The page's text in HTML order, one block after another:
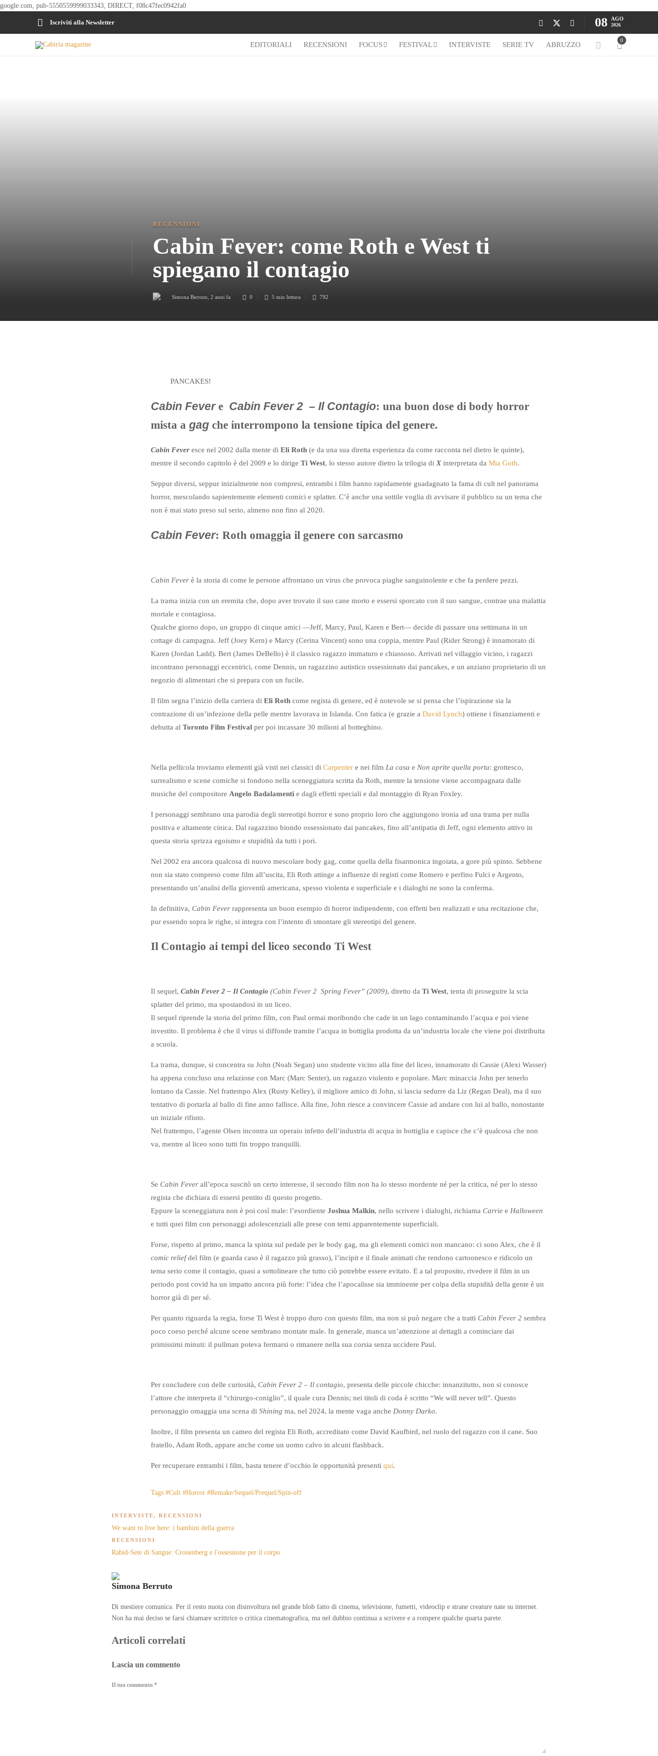
google.com, pub-5550559999033343, DIRECT, f08c47fec0942fa0
Iscriviti alla Newsletter 08 AGO
2026
EDITORIALI RECENSIONI FOCUS FESTIVAL INTERVISTE SERIE TV ABRUZZO
0
RECENSIONI
Cabin Fever: come Roth e West ti
spiegano il contagio
Simona Berruto 2 anni fa 0 5 min lettura 792
PANCAKES!
Cabin Fevere Cabin Fever 2 – Il Contagio: una buon dose di body horror
mista a gag che interrompono la tensione tipica del genere.
Cabin Fever esce nel 2002 dalla mente di Eli Roth (e da una sua diretta esperienza da come racconta nel dietro le quinte),
mentre il secondo capitolo è del 2009 e lo dirige Ti West, lo stesso autore dietro la trilogia diX interpretata da Mia Goth.
Seppur diversi, seppur inizialmente non compresi, entrambi i film hanno rapidamente guadagnato la fama di cult nel panorama
horror, mescolando sapientemente elementi comici e splatter. C’è anche una sottile voglia di avvisare il pubblico su un tema che
non è mai stato preso sul serio, almeno non fino al 2020.
Cabin Fever: Roth omaggia il genere con sarcasmo
Cabin Fever è la storia di come le persone affrontano un virus che provoca piaghe sanguinolente e che fa perdere pezzi.
La trama inizia con un eremita che, dopo aver trovato il suo cane morto e essersi sporcato con il suo sangue, contrae una malattia
mortale e contagiosa.
Qualche giorno dopo, un gruppo di cinque amici —Jeff, Marcy, Paul, Karen e Bert— decide di passare una settimana in un
cottage di campagna. Jeff (Joey Kern) e Marcy (Cerina Vincent) sono una coppia, mentre Paul (Rider Strong) è innamorato di
Karen (Jordan Ladd). Bert (James DeBello) è il classico ragazzo immaturo e chiassoso. Arrivati nel villaggio vicino, i ragazzi
incontrano personaggi eccentrici, come Dennis, un ragazzino autistico ossessionato dai pancakes, e un anziano proprietario di un
negozio di alimentari che si prepara con un fucile.
Il film segna l’inizio della carriera di Eli Roth come regista di genere, ed è notevole se si pensa che l’ispirazione sia la
contrazione di un’infezione della pelle mentre lavorava in Islanda. Con fatica (e grazie a David Lynch) ottiene i finanziamenti e
debutta al Toronto Film Festival per poi incassare 30 milioni al botteghino.
Nella pellicola troviamo elementi già visti nei classici di Carpenter e nei film La casa e Non aprite quella porta: grottesco,
surrealismo e scene comiche si fondono nella sceneggiatura scritta da Roth, mentre la tensione viene accompagnata dalle
musiche del compositore Angelo Badalamenti e dagli effetti speciali e dal montaggio di Ryan Foxley.
I personaggi sembrano una parodia degli stereotipi horror e sono proprio loro che aggiungono ironia ad una trama per nulla
positiva e altamente cinica. Dal ragazzino biondo ossessionato dai pancakes, fino all’antipatia di Jeff, ogni elemento attivo in
questa storia sprizza egoismo e stupidità da tutti i pori.
Nel 2002 era ancora qualcosa di nuovo mescolare body gag, come quella della fisarmonica ingoiata, a gore più spinto. Sebbene
non sia stato compreso come film all’uscita, Eli Roth attinge a influenze di registi come Romero e perfino Fulci e Argento,
presentando un’analisi della gioventù americana, spesso violenta e superficiale e i dialoghi ne sono la conferma.
In definitiva, Cabin Fever rappresenta un buon esempio di horror indipendente, con effetti ben realizzati e una recitazione che,
pur essendo sopra le righe, si integra con l’intento di smontare gli stereotipi del genere.
Il Contagio ai tempi del liceo secondo Ti West
Il sequel, Cabin Fever 2 – Il Contagio (Cabin Fever 2 Spring Fever” (2009), diretto da Ti West, tenta di proseguire la scia
splatter del primo, ma spostandosi in un liceo.
Il sequel riprende la storia del primo film, con Paul ormai moribondo che cade in un lago contaminando l’acqua e poi viene
investito. Il problema è che il virus si diffonde tramite l’acqua in bottiglia prodotta da un’industria locale che viene poi distribuita
a scuola.
La trama, dunque, si concentra su John (Noah Segan) uno studente vicino alla fine del liceo, innamorato di Cassie (Alexi Wasser)
ha appena concluso una relazione con Marc (Marc Senter), un ragazzo violento e popolare. Marc minaccia John per tenerlo
lontano da Cassie. Nel frattempo Alex (Rusty Kelley), il migliore amico di John, si lascia sedurre da Liz (Regan Deal), ma il suo
tentativo di portarla al ballo di fine anno fallisce. Alla fine, John riesce a convincere Cassie ad andare con lui al ballo, nonostante
un iniziale rifiuto.
Nel frattempo, l’agente Olsen incontra un operaio infetto dell’industria di acqua in bottiglia e capisce che c’è qualcosa che non
va, mentre al liceo sono tutti fin troppo tranquilli.
Se Cabin Fever all’epoca suscitò un certo interesse, il secondo film non ha lo stesso mordente né per la critica, né per lo stesso
regista che dichiara di essersi pentito di questo progetto.
Eppure la sceneggiatura non è poi così male: l’esordiente Joshua Malkin, nello scrivere i dialoghi, richiama Carrie e Halloween
e tutti quei film con personaggi adolescenziali alle prese con temi apparentemente superficiali.
Forse, rispetto al primo, manca la spinta sul pedale per le body gag, ma gli elementi comici non mancano: ci sono Alex, che è il
comic reliefdel film (e guarda caso è il ragazzo più grasso), l’incipit e il finale animati che rendono cartoonesco e ridicolo un
tema serio come il contagio, quasi a sottolineare che tutto ciò potrebbe essere evitato. E a tal proposito, rivedere il film in un
periodo post covid ha un impatto ancora più forte: l’idea che l’apocalisse sia imminente per colpa della stupidità della gente è un
horror già di per sé.
Per quanto riguarda la regia, forse Ti West è troppo duro con questo film, ma non si può negare che a tratti Cabin Fever 2 sembra
poco coeso perché alcune scene sembrano montate male. In generale, manca un’attenzione ai dettagli a cominciare dai
primissimi minuti: il pullman poteva fermarsi o rimanere nella sua corsia senza uccidere Paul.
Per concludere con delle curiosità, Cabin Fever 2 – Il contagio, presenta delle piccole chicche: innanzitutto, non si conosce
l’attore che interpreta il “chirurgo-coniglio”, il quale cura Dennis; nei titoli di coda è scritto “We will never tell”. Questo
personaggio omaggia una scena di Shining ma, nel 2024, la mente vaga anche Donny Darko.
Inoltre, il film presenta un cameo del regista Eli Roth, accreditato come David Kaufbird, nel ruolo del ragazzo con il cane. Suo
fratello, Adam Roth, appare anche come un uomo calvo in alcuni flashback.
Per recuperare entrambi i film, basta tenere d’occhio le opportunità presenti qui.
Tags #Cult #Horror #Remake/Sequel/Prequel/Spin-off
INTERVISTE, RECENSIONI
We want to live here: i bambini della guerra
RECENSIONI
Rabid-Sete di Sangue: Cronenberg e l'ossessione per il corpo
Simona Berruto
Di mestiere comunica. Per il resto nuota con disinvoltura nel grande blob fatto di cinema, televisione, fumetti, videoclip e strane creature nate su internet.
Non ha mai deciso se farsi chiamare scrittrice o critica cinematografica, ma nel dubbio continua a scrivere e a rompere qualche quarta parete.
Articoli correlati
Lascia un commento
Il tuo commento *